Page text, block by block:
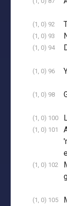
(1, 0) 92
(1, 0) 93
(1, 0) 94
(1, 0) 96
(1, 0) 98
(1, 0) 100
(1, 0) 101
(1, 0) 102
(1, 0) 105